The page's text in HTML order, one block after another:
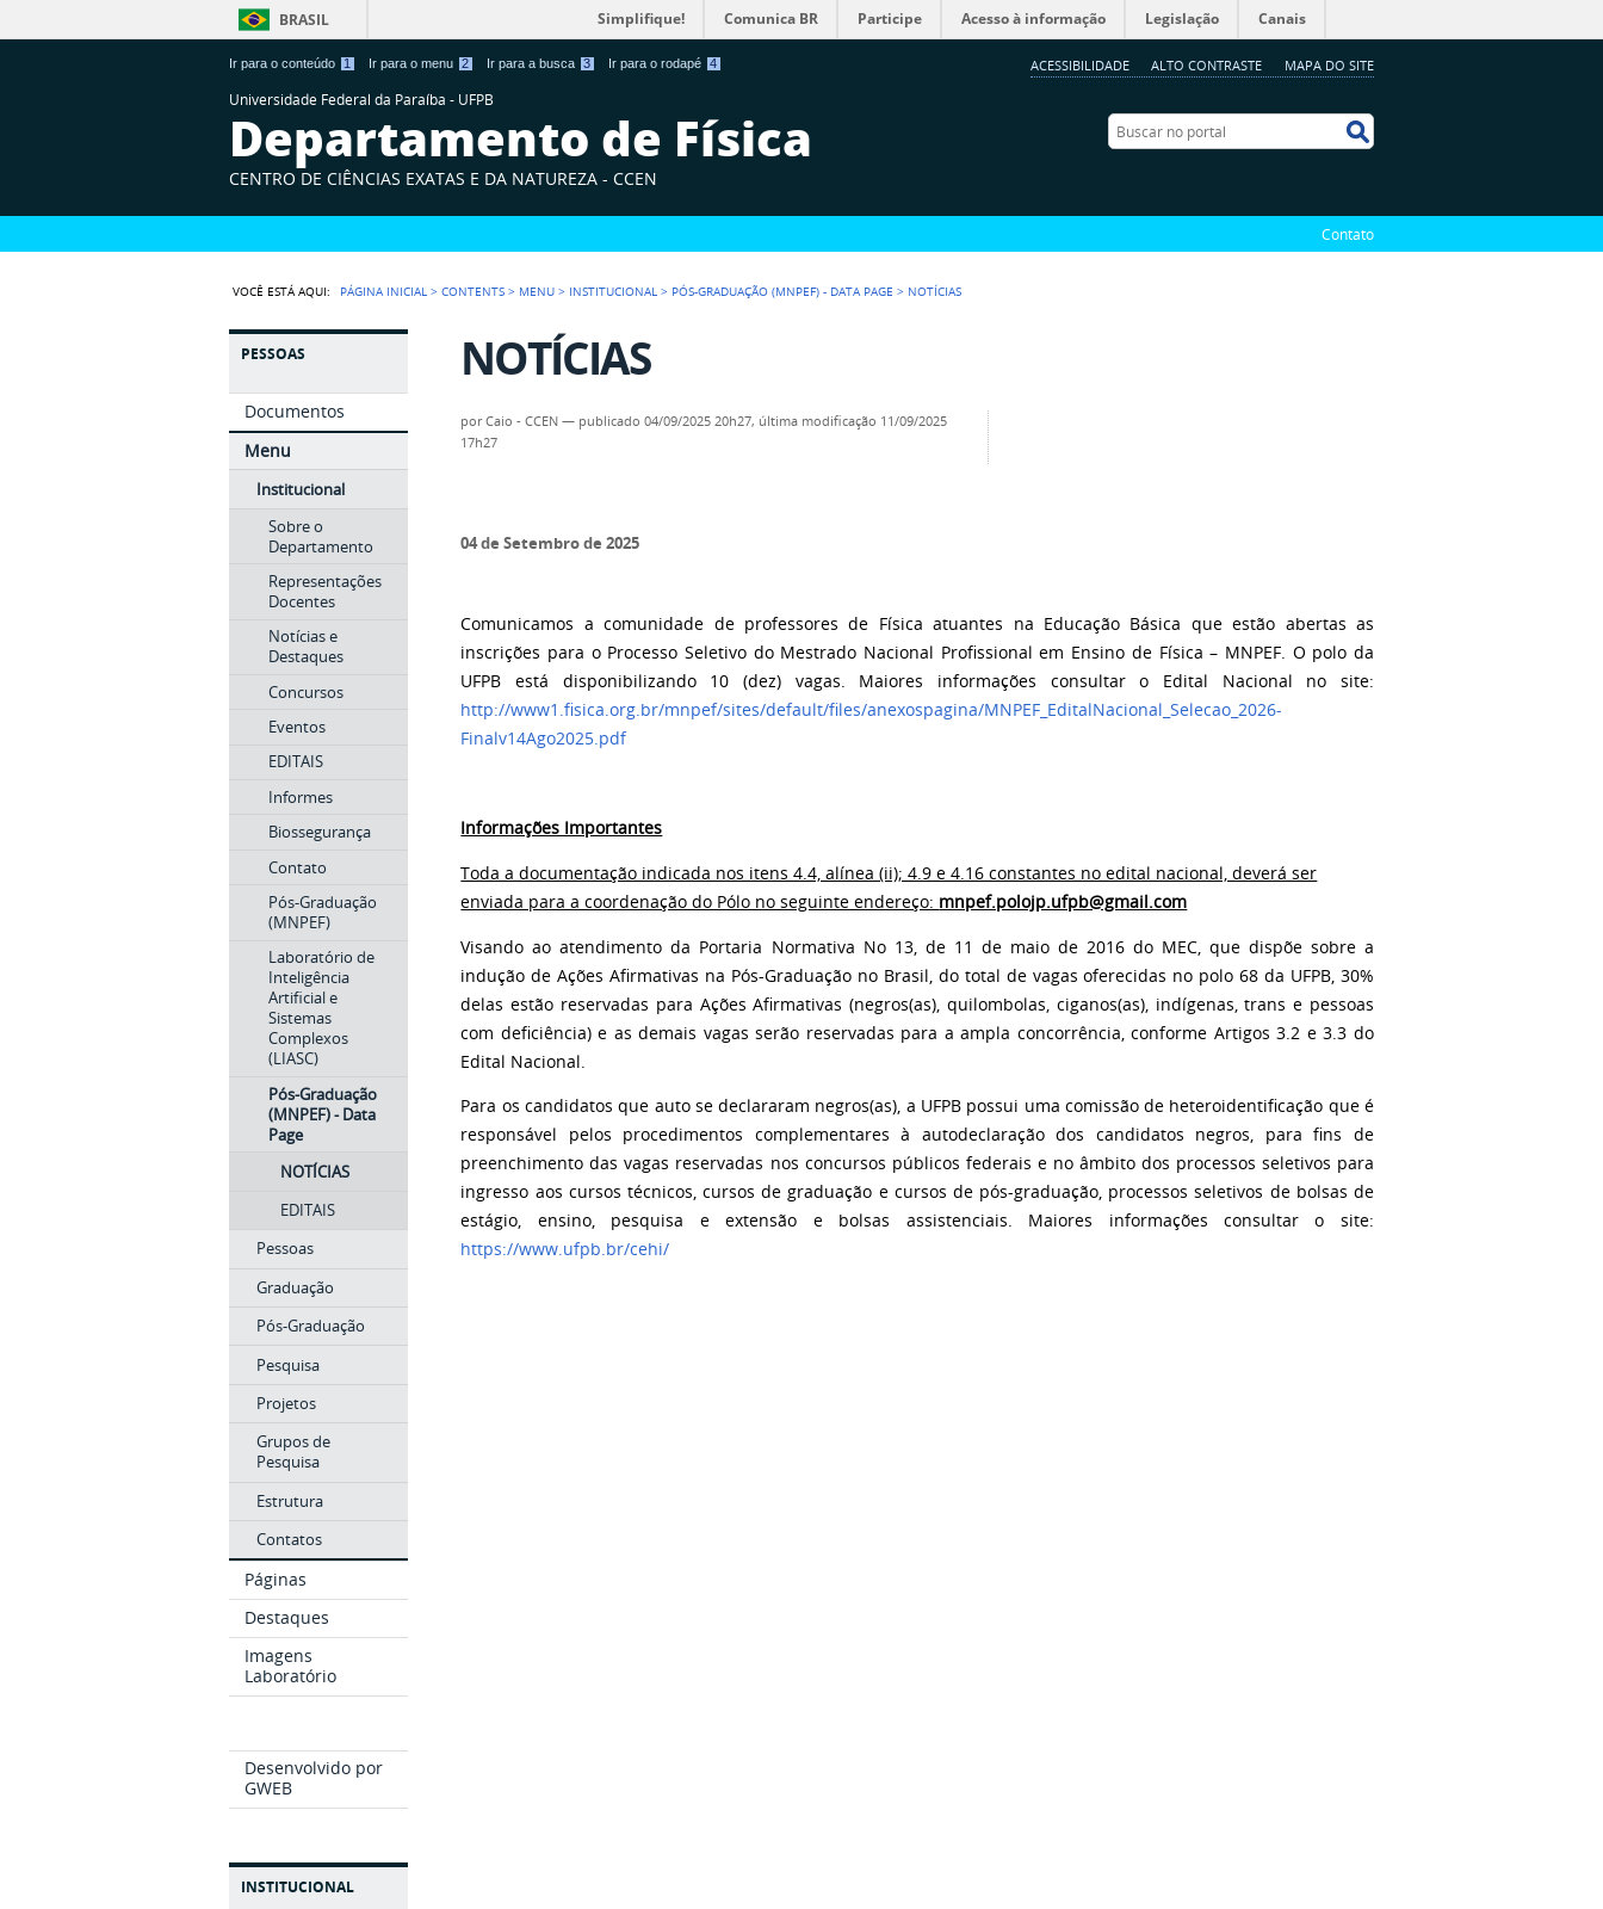
Ir para o conteúdo 1 Ir para o menu 2 Ir para a busca 3 Ir para o rodapé 4 ACESSIBILIDADE ALTO CONTRASTE MAPA DO SITE
BRASIL Simplifique! Comunica BR Participe Acesso à informação Legislação Canais
Universidade Federal da Paraíba - UFPB
Departamento de Física
CENTRO DE CIÊNCIAS EXATAS E DA NATUREZA - CCEN
Buscar no portal
Contato
VOCÊ ESTÁ AQUI: PÁGINA INICIAL >CONTENTS > MENU > INSTITUCIONAL > PÓS-GRADUAÇÃO (MNPEF) - DATA PAGE > NOTÍCIAS
PESSOAS
Documentos
Menu
Institucional
Sobre o
Departamento
Representações
Docentes
Notícias e
Destaques
Concursos
Eventos
EDITAIS
Informes
Biossegurança
Contato
Pós-Graduação
(MNPEF)
Laboratório de
Inteligência
Artificial e
Sistemas
Complexos
(LIASC)
Pós-Graduação
(MNPEF) - Data
Page
NOTÍCIAS
EDITAIS
Pessoas
Graduação
Pós-Graduação
Pesquisa
Projetos
Grupos de
Pesquisa
Estrutura
Contatos
Páginas
Destaques
Imagens
Laboratório
Desenvolvido por
GWEB
INSTITUCIONAL
NOTÍCIAS
porCaio - CCEN — publicado 04/09/2025 20h27, última modificação 11/09/2025
17h27
04 de Setembro de 2025
Comunicamos a comunidade de professores de Física atuantes na Educação Básica que estão abertas as
inscrições para o Processo Seletivo do Mestrado Nacional Profissional em Ensino de Física – MNPEF. O polo da
UFPB está disponibilizando 10 (dez) vagas. Maiores informações consultar o Edital Nacional no site:
http://www1.fisica.org.br/mnpef/sites/default/files/anexospagina/MNPEF_EditalNacional_Selecao_2026-
Finalv14Ago2025.pdf
Informações Importantes
Toda a documentação indicada nos itens 4.4, alínea (ii); 4.9 e 4.16 constantes no edital nacional, deverá ser
enviada para a coordenação do Pólo no seguinte endereço: mnpef.polojp.ufpb@gmail.com
Visando ao atendimento da Portaria Normativa No 13, de 11 de maio de 2016 do MEC, que dispõe sobre a
indução de Ações Afirmativas na Pós-Graduação no Brasil, do total de vagas oferecidas no polo 68 da UFPB, 30%
delas estão reservadas para Ações Afirmativas (negros(as), quilombolas, ciganos(as), indígenas, trans e pessoas
com deficiência) e as demais vagas serão reservadas para a ampla concorrência, conforme Artigos 3.2 e 3.3 do
Edital Nacional.
Para os candidatos que auto se declararam negros(as), a UFPB possui uma comissão de heteroidentificação que é
responsável pelos procedimentos complementares à autodeclaração dos candidatos negros, para fins de
preenchimento das vagas reservadas nos concursos públicos federais e no âmbito dos processos seletivos para
ingresso aos cursos técnicos, cursos de graduação e cursos de pós-graduação, processos seletivos de bolsas de
estágio, ensino, pesquisa e extensão e bolsas assistenciais. Maiores informações consultar o site:
https://www.ufpb.br/cehi/